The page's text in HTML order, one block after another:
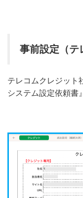
事前設定（テ
テレコムクレジット
システム設定依頼書